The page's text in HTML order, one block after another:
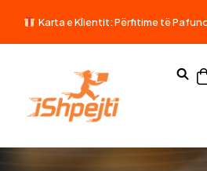
Karta e Klientit: Përfitime të